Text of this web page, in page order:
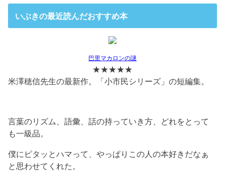
いぶきの最近読んだおすすめ本
巴里マカロンの謎
★★★★★
米澤穂信先生の最新作。「小市民シリーズ」の短編集。
言葉のリズム、語彙、話の持っていき方、どれをとって
も一級品。
僕にピタッとハマって、やっぱりこの人の本好きだなぁ
と思わせてくれた。